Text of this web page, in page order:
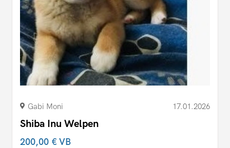
Gabi Moni 17.01.2026
Shiba Inu Welpen
200,00 €VB